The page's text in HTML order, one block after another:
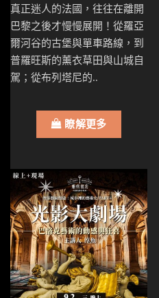
真正迷人的法國，往往在離開
巴黎之後才慢慢展開！從羅亞
爾河谷的古堡與單車路線，到
普羅旺斯的薰衣草田與山城自
駕；從布列塔尼的..
瞭解更多